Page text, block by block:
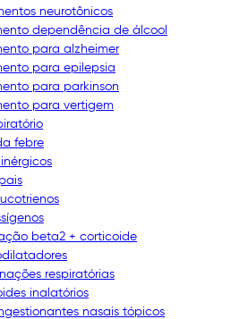
neurotônicos
dependência de álcool
para alzheimer
para epilepsia
para parkinson
para vertigem
febre
beta2 + corticoide
respiratórias
inalatórios
nasais tópicos